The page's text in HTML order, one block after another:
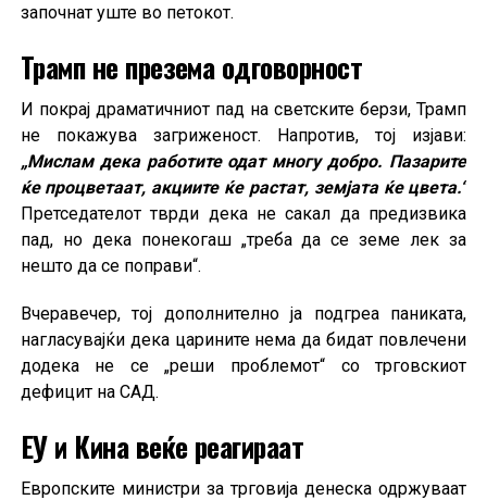
започнат уште во петокот.
Трамп не презема одговорност
И покрај драматичниот пад на светските берзи, Трамп
не покажува загриженост. Напротив, тој изјави:
„Мислам дека работите одат многу добро. Пазарите
ќе процветаат, акциите ќе растат, земјата ќе цвета.“
Претседателот тврди дека не сакал да предизвика
пад, но дека понекогаш „треба да се земе лек за
нешто да се поправи“.
Вчеравечер, тој дополнително ја подгреа паниката,
нагласувајќи дека царините нема да бидат повлечени
додека не се „реши проблемот“ со трговскиот
дефицит на САД.
ЕУ и Кина веќе реагираат
Европските министри за трговија денеска одржуваат